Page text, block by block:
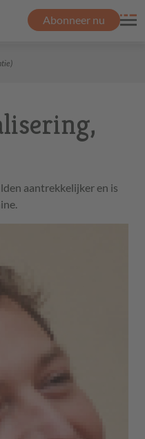
Abonneer nu
aantrekkelijker en is